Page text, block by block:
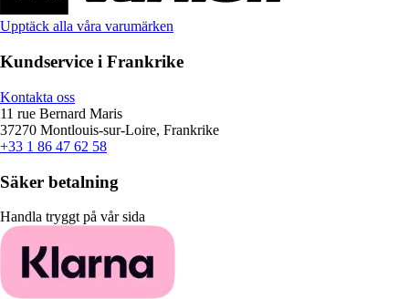
Upptäck alla våra varumärken
Kundservice i Frankrike
Kontakta oss
11 rue Bernard Maris
37270 Montlouis-sur-Loire, Frankrike
+33 1 86 47 62 58
Säker betalning
Handla tryggt på vår sida